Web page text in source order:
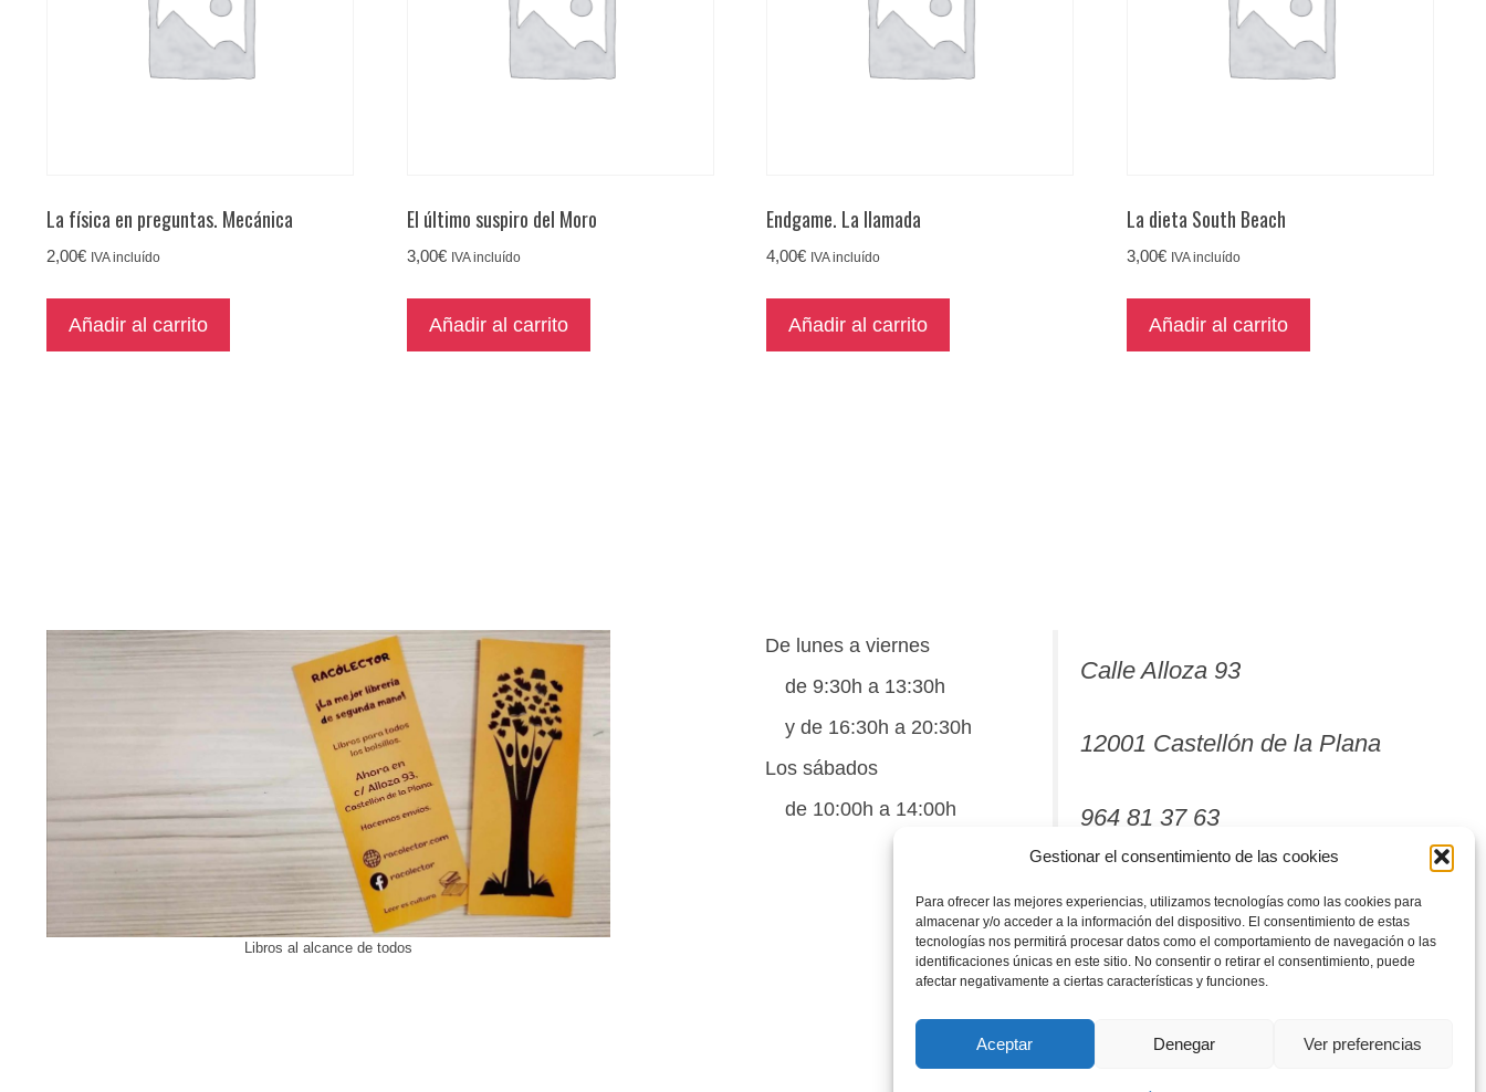
Gestionar el consentimiento de las cookies
Para ofrecer las mejores experiencias, utilizamos tecnologías como las cookies para
almacenar y/o acceder a la información del dispositivo. El consentimiento de estas
tecnologías nos permitirá procesar datos como el comportamiento de navegación o las
identificaciones únicas en este sitio. No consentir o retirar el consentimiento, puede
afectar negativamente a ciertas características y funciones.
Aceptar Denegar Ver preferencias
La física en preguntas. Mecánica
2,00€ IVA incluído
Añadir al carrito
El último suspiro del Moro
3,00€ IVA incluído
Añadir al carrito
Endgame. La llamada
4,00€ IVA incluído
Añadir al carrito
La dieta South Beach
3,00€ IVA incluído
Añadir al carrito
Libros al alcance de todos
De lunes a viernes
de 9:30h a 13:30h
y de 16:30h a 20:30h
Los sábados
de 10:00h a 14:00h
Calle Alloza 93
12001 Castellón de la Plana
964 81 37 63